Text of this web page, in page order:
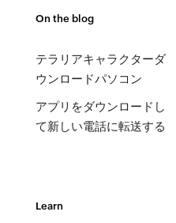
On the blog
テラリアキャラクターダ
ウンロードパソコン
アプリをダウンロードし
て新しい電話に転送する
Learn